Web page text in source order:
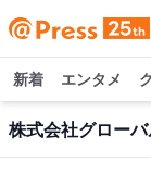
新着 エンタメ
株式会社グロー